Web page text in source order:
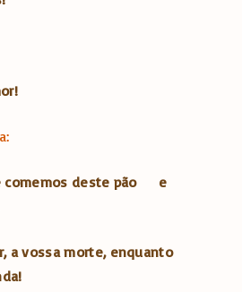
comemos deste pão
e
a vossa morte, enquanto